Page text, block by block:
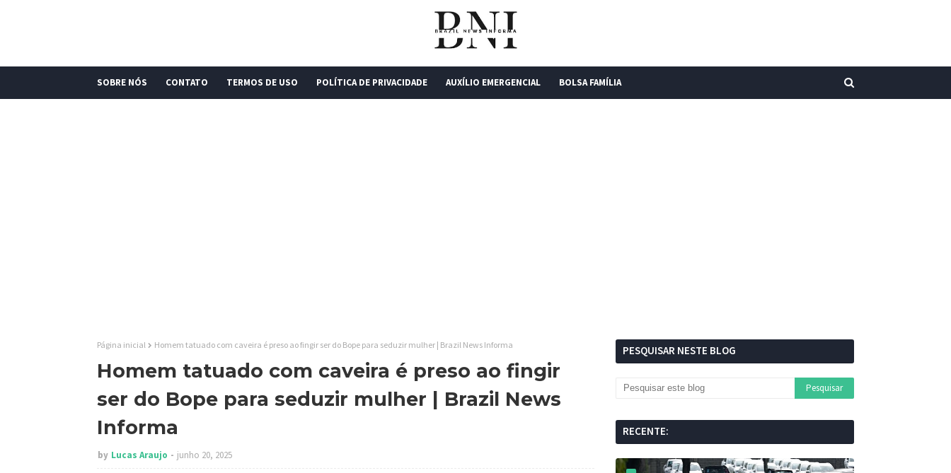
SOBRE NÓS CONTATO TERMOS DE USO POLÍTICA DE PRIVACIDADE AUXÍLIO EMERGENCIAL BOLSA FAMÍLIA
Página inicial Homem tatuado com caveira é preso ao fingir ser do Bope para seduzir mulher | Brazil News Informa
Homem tatuado com caveira é preso ao fingir
ser do Bope para seduzir mulher | Brazil News
Informa
by Lucas Araujo junho 20, 2025
PESQUISAR NESTE BLOG
RECENTE: